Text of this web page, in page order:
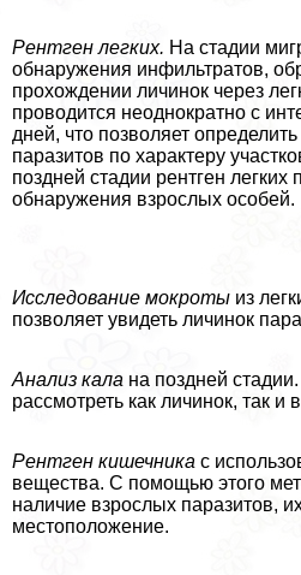
Рентген легких. На стадии
обнаружения инфильтратов,
прохождении личинок через
проводится неоднократно с
дней, что позволяет
паразитов по хаpaктеру
поздней стадии рентген легких
обнаружения взрослых особей.
Исследование мокроты из
позволяет увидеть личинок
Анализ кала на поздней
рассмотреть как личинок, так и
Рентген кишечника с
вещества. С помощью этого
наличие взрослых паразитов,
местоположение.